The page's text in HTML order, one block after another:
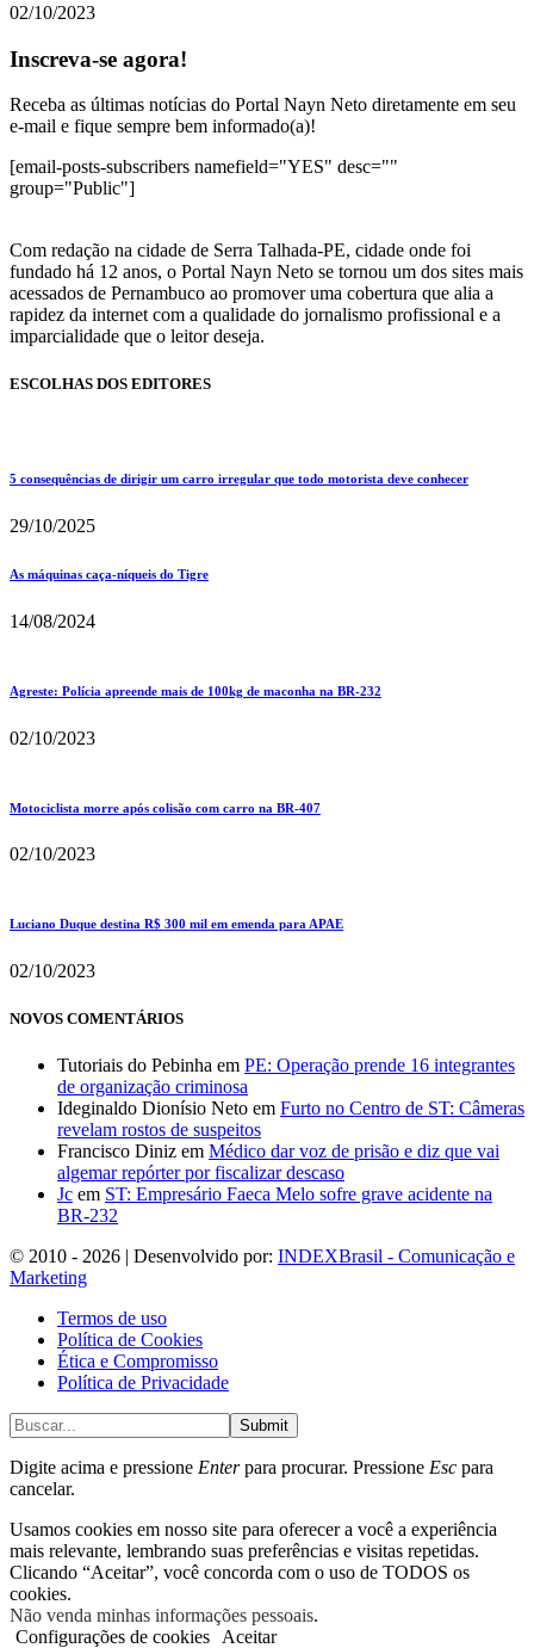
02/10/2023
Inscreva-se agora!
Receba as últimas notícias do Portal Nayn Neto diretamente em seu
e-mail e fique sempre bem informado(a)!
[email-posts-subscribers namefield="YES" desc=""
group="Public"]
Com redação na cidade de Serra Talhada-PE, cidade onde foi
fundado há 12 anos, o Portal Nayn Neto se tornou um dos sites mais
acessados de Pernambuco ao promover uma cobertura que alia a
rapidez da internet com a qualidade do jornalismo profissional e a
imparcialidade que o leitor deseja.
ESCOLHAS DOS EDITORES
5 consequências de dirigir um carro irregular que todo motorista deve conhecer
29/10/2025
As máquinas caça-níqueis do Tigre
14/08/2024
Agreste: Polícia apreende mais de 100kg de maconha na BR-232
02/10/2023
Motociclista morre após colisão com carro na BR-407
02/10/2023
Luciano Duque destina R$ 300 mil em emenda para APAE
02/10/2023
NOVOS COMENTÁRIOS
Tutoriais do Pebinha em PE: Operação prende 16 integrantes
de organização criminosa
Ideginaldo Dionísio Neto em Furto no Centro de ST: Câmeras
revelam rostos de suspeitos
Francisco Diniz em Médico dar voz de prisão e diz que vai
algemar repórter por fiscalizar descaso
Jc em ST: Empresário Faeca Melo sofre grave acidente na
BR-232
© 2010 - 2026 | Desenvolvido por: INDEXBrasil - Comunicação e
Marketing
Termos de uso
Política de Cookies
Ética e Compromisso
Política de Privacidade
Submit
Digite acima e pressione Enterpara procurar. Pressione Esc para
cancelar.
Usamos cookies em nosso site para oferecer a você a experiência
mais relevante, lembrando suas preferências e visitas repetidas.
Clicando “Aceitar”, você concorda com o uso de TODOS os
cookies.
Não venda minhas informações pessoais.
Configurações de cookies
Aceitar